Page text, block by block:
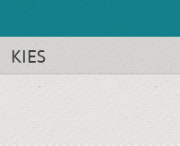
KIES